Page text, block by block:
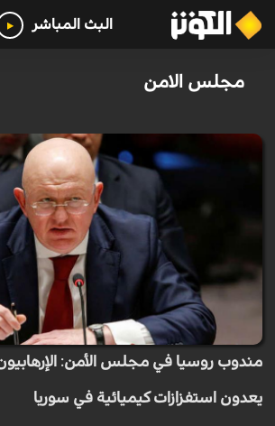
البث المباشر
مجلس الامن
مندوب روسيا في مجلس الأمن:
يعدون استفزازات كيميائية في سوريا